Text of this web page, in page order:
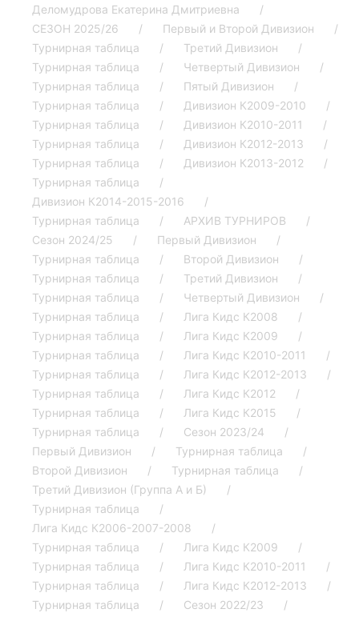
Деломудрова Екатерина Дмитриевна
СЕЗОН 2025/26
Первый и Второй Дивизион
Турнирная таблица
Третий Дивизион
Турнирная таблица
Четвертый Дивизион
Турнирная таблица
Пятый Дивизион
Турнирная таблица
Дивизион К2009-2010
Турнирная таблица
Дивизион К2010-2011
Турнирная таблица
Дивизион К2012-2013
Турнирная таблица
Дивизион К2013-2012
Турнирная таблица
Дивизион К2014-2015-2016
Турнирная таблица
АРХИВ ТУРНИРОВ
Сезон 2024/25
Первый Дивизион
Турнирная таблица
Второй Дивизион
Турнирная таблица
Третий Дивизион
Турнирная таблица
Четвертый Дивизион
Турнирная таблица
Лига Кидс К2008
Турнирная таблица
Лига Кидс К2009
Турнирная таблица
Лига Кидс К2010-2011
Турнирная таблица
Лига Кидс К2012-2013
Турнирная таблица
Лига Кидс К2012
Турнирная таблица
Лига Кидс К2015
Турнирная таблица
Сезон 2023/24
Первый Дивизион
Турнирная таблица
Второй Дивизион
Турнирная таблица
Третий Дивизион (Группа А и Б)
Турнирная таблица
Лига Кидс К2006-2007-2008
Турнирная таблица
Лига Кидс К2009
Турнирная таблица
Лига Кидс К2010-2011
Турнирная таблица
Лига Кидс К2012-2013
Турнирная таблица
Сезон 2022/23